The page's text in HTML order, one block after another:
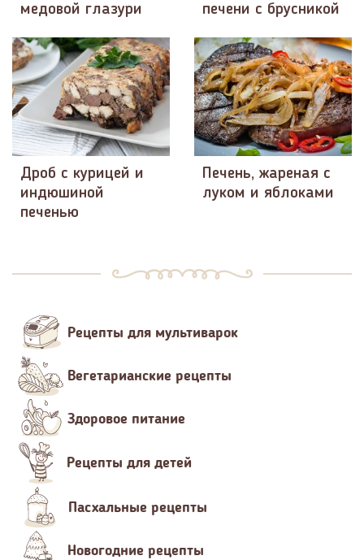
медовой глазури
печени с брусникой
Дроб с курицей и
индюшиной
печенью
Печень, жареная с
луком и яблоками
Рецепты для мультиварок
Вегетарианские рецепты
Здоровое питание
Рецепты для детей
Пасхальные рецепты
Новогодние рецепты